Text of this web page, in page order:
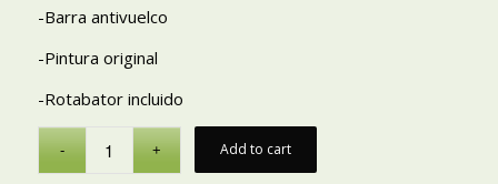
-Barra antivuelco
-Pintura original
-Rotabator incluido
Add to cart